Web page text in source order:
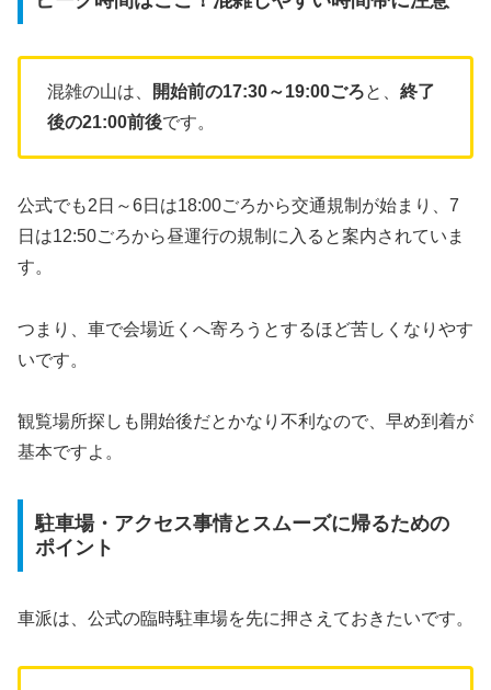
混雑の山は、 開始前の17:30～19:00ごろと、 終了
後の21:00前後です。
公式でも2日～6日は18:00ごろから交通規制が始まり、7
日は12:50ごろから昼運行の規制に入ると案内されていま
す。
つまり、車で会場近くへ寄ろうとするほど苦しくなりやす
いです。
観覧場所探しも開始後だとかなり不利なので、早め到着が
基本ですよ。
駐車場・アクセス事情とスムーズに帰るための
ポイント
車派は、公式の臨時駐車場を先に押さえておきたいです。